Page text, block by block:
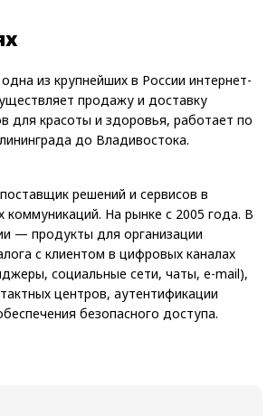
из крупнейших в России интернет-
продажу и доставку
для красоты и здоровья, работает по
до Владивостока.
решений и сервисов в
коммуникаций. На рынке с 2005 года. В
— продукты для организации
с клиентом в цифровых каналах
социальные сети, чаты, e-mail),
центров, аутентификации
безопасного доступа.